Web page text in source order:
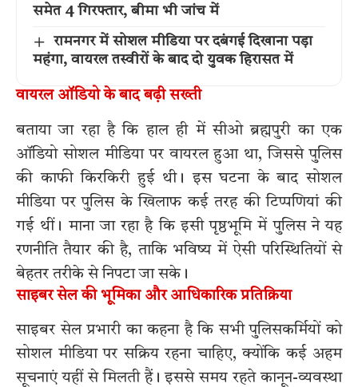
समेत 4 गिरफ्तार, बीमा भी जांच में
रामनगर में सोशल मीडिया पर दबंगई दिखाना पड़ा
महंगा, वायरल तस्वीरों के बाद दो युवक हिरासत में
वायरल ऑडियो के बाद बढ़ी सख्ती
बताया जा रहा है कि हाल ही में सीओ ब्रह्मपुरी का एक
ऑडियो सोशल मीडिया पर वायरल हुआ था, जिससे पुलिस
की काफी किरकिरी हुई थी। इस घटना के बाद सोशल
मीडिया पर पुलिस के खिलाफ कई तरह की टिप्पणियां की
गई थीं। माना जा रहा है कि इसी पृष्ठभूमि में पुलिस ने यह
रणनीति तैयार की है, ताकि भविष्य में ऐसी परिस्थितियों से
बेहतर तरीके से निपटा जा सके।
साइबर सेल की भूमिका और आधिकारिक प्रतिक्रिया
साइबर सेल प्रभारी का कहना है कि सभी पुलिसकर्मियों को
सोशल मीडिया पर सक्रिय रहना चाहिए, क्योंकि कई अहम
सूचनाएं यहीं से मिलती हैं। इससे समय रहते कानून-व्यवस्था